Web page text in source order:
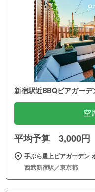
新宿駅近BBQビアガー
空
平均予算 3,000円
手ぶら屋上ビアガーデン
西武新宿駅／東京都